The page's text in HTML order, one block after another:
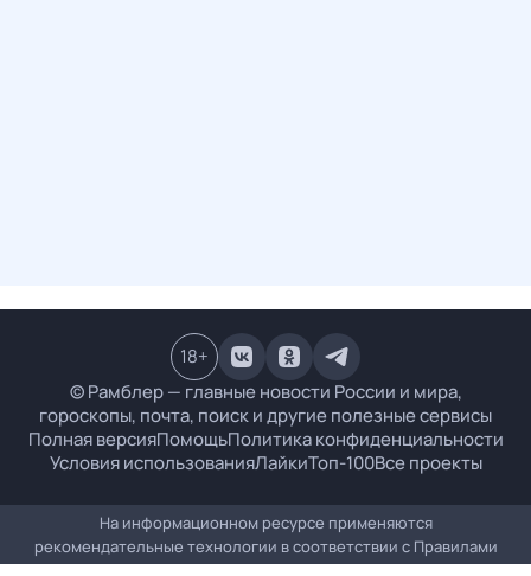
© Рамблер — главные новости России и мира,
гороскопы, почта, поиск и другие полезные сервисы
Полная версияПомощьПолитика конфиденциальности
Условия использованияЛайкиТоп-100Все проекты
18+
На информационном ресурсе применяются
рекомендательные технологии в соответствии с Правилами